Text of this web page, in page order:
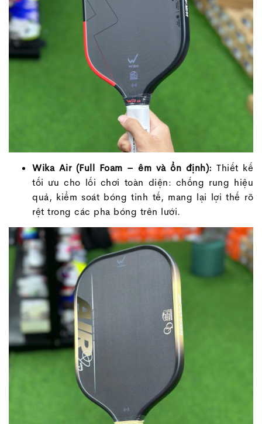
Wika Air (Full Foam – êm và ổn định): Thiết kế
tối ưu cho lối chơi toàn diện: chống rung hiệu
quả, kiểm soát bóng tinh tế, mang lại lợi thế rõ
rệt trong các pha bóng trên lưới.